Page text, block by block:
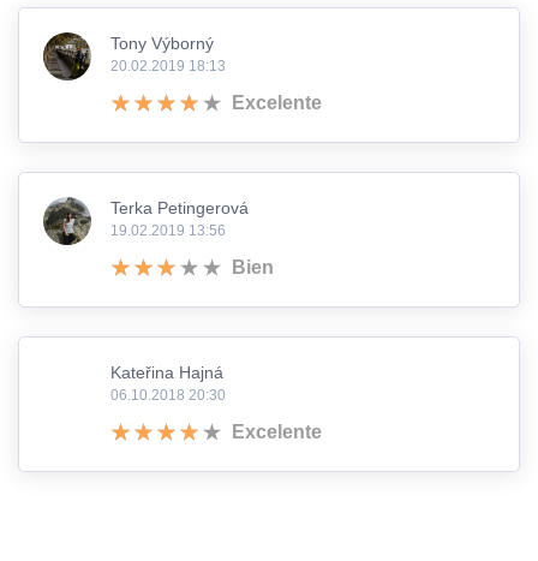
Tony Výborný
20.02.2019 18:13
Excelente
Terka Petingerová
19.02.2019 13:56
Bien
Kateřina Hajná
06.10.2018 20:30
Excelente